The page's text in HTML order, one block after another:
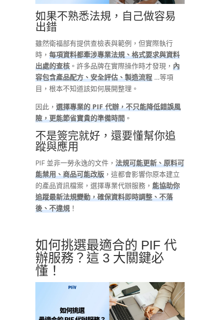
如果不熟悉法規，自己做容易
出錯
雖然衛福部有提供查檢表與範例，但實際執行
時，每項資料都牽涉專業法規、格式要求與資料
出處的查核 。許多品牌在實際操作時才發現，內
容包含產品配方、安全評估、製造流程 …等項
目，根本不知道該如何展開整理。
因此，選擇專業的 PIF 代辦，不只能降低錯誤風
險，更能節省寶貴的準備時間 。
不是簽完就好，還要懂幫你追
蹤與應用
PIF 並非一勞永逸的文件，法規可能更新、原料可
能禁用、商品可能改版 ，這都會影響你原本建立
的產品資訊檔案，選擇專業代辦服務，能協助你
追蹤最新法規變動，確保資料即時調整、不落
後、不違規 ！
如何挑選最適合的 PIF 代
辦服務？這 3 大關鍵必
懂！